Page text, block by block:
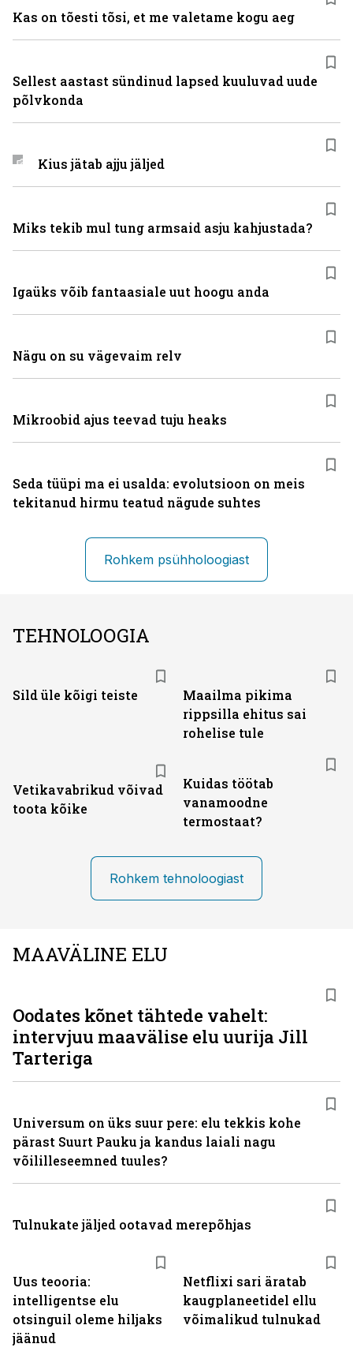
Kas on tõesti tõsi, et me valetame kogu aeg
Sellest aastast sündinud lapsed kuuluvad uude
põlvkonda
Kius jätab ajju jäljed
Miks tekib mul tung armsaid asju kahjustada?
Igaüks võib fantaasiale uut hoogu anda
Nägu on su vägevaim relv
Mikroobid ajus teevad tuju heaks
Seda tüüpi ma ei usalda: evolutsioon on meis
tekitanud hirmu teatud nägude suhtes
Rohkem psühholoogiast
TEHNOLOOGIA
Sild üle kõigi teiste
Maailma pikima
rippsilla ehitus sai
rohelise tule
Vetikavabrikud võivad
toota kõike
Kuidas töötab
vanamoodne
termostaat?
Rohkem tehnoloogiast
MAAVÄLINE ELU
Uus teooria:
intelligentse elu
otsinguil oleme hiljaks
jäänud
Netflixi sari äratab
kaugplaneetidel ellu
võimalikud tulnukad
Oodates kõnet tähtede vahelt:
intervjuu maavälise elu uurija Jill
Tarteriga
Universum on üks suur pere: elu tekkis kohe
pärast Suurt Pauku ja kandus laiali nagu
võililleseemned tuules?
Tulnukate jäljed ootavad merepõhjas